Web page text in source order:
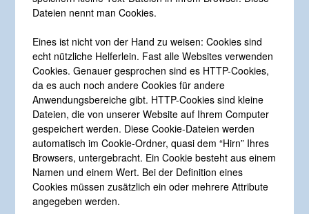
Dateien nennt man Cookies.
Eines ist nicht von der Hand zu weisen: Cookies sind
echt nützliche Helferlein. Fast alle Websites verwenden
Cookies. Genauer gesprochen sind es HTTP-Cookies,
da es auch noch andere Cookies für andere
Anwendungsbereiche gibt. HTTP-Cookies sind kleine
Dateien, die von unserer Website auf Ihrem Computer
gespeichert werden. Diese Cookie-Dateien werden
automatisch im Cookie-Ordner, quasi dem “Hirn” Ihres
Browsers, untergebracht. Ein Cookie besteht aus einem
Namen und einem Wert. Bei der Definition eines
Cookies müssen zusätzlich ein oder mehrere Attribute
angegeben werden.